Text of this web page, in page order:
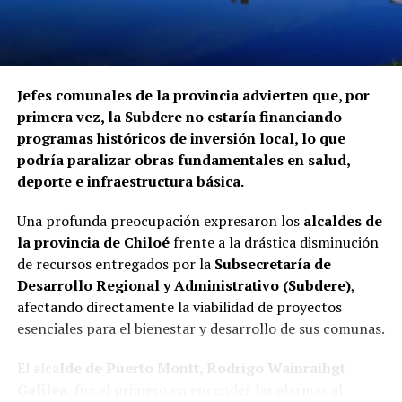
procedimientos disciplinarios ni ha emitido
fiscalizaciones y solicitará antecedentes a cada
organismo involucrado para determinar las
responsabilidades administrativas correspondientes.
Jefes comunales de la provincia advierten que, por
primera vez, la Subdere no estaría financiando
programas históricos de inversión local, lo que
podría paralizar obras fundamentales en salud,
deporte e infraestructura básica.
Una profunda preocupación expresaron los alcaldes de
la provincia de Chiloéfrente a la drástica disminución
de recursos entregados por la Subsecretaría de
Desarrollo Regional y Administrativo (Subdere),
afectando directamente la viabilidad de proyectos
esenciales para el bienestar y desarrollo de sus comunas.
El alca lde de Puerto Montt, Rodrigo Wainraihgt